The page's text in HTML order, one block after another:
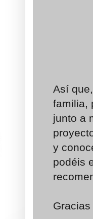
Así
familia,
junto a
y
podéis